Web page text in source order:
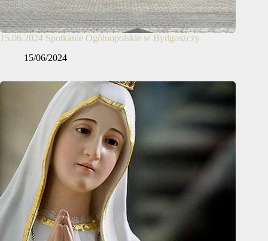
15.06.2024 Spotkanie Ogólnopolskie w Bydgoszczy
15/06/2024